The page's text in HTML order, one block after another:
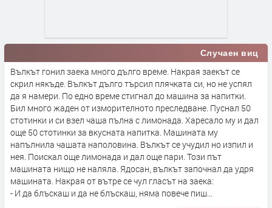
Случаен виц
Вълкът гонил заека много дълго време. Накрая заекът се
скрил някъде. Вълкът дълго търсил плячката си, но не успял
да я намери. По едно време стигнал до машина за напитки.
Бил много жаден от изморителното преследване. Пуснал 50
стотинки и си взел чаша пълна с лимонада. Харесало му и дал
още 50 стотинки за вкусната напитка. Машината му
напълнила чашата наполовина. Вълкът се учудил но изпил и
нея. Поискал още лимонада и дал още пари. Този път
машината нищо не наляла. Ядосан, вълкът започнал да удря
машината. Накрая от вътре се чул гласът на заека:
- И да блъскаш и да не блъскаш, няма повече пиш...